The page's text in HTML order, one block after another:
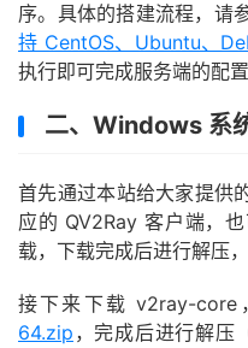
序。具体的搭建流程，请
持 CentOS、Ubuntu、
执行即可完成服务端的配置
二、Windows 系
首先通过本站给大家提供
应的 QV2Ray 客户端，
载，下载完成后进行解压
接下来下载 v2ray-core
64.zip ，完成后进行解压